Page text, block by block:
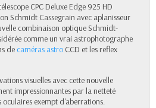
CPC Deluxe Edge 925 HD
Schmidt Cassegrain avec aplanisseur
combinaison optique Schmidt-
comme un vrai astrophotographe
de caméras astro CCD et les reflex
visuelles avec cette nouvelle
impressionnantes par la netteté
exempt d'aberrations.